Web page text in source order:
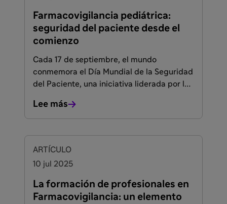
Farmacovigilancia pediátrica:
seguridad del paciente desde el
comienzo
Cada 17 de septiembre, el mundo
conmemora el Día Mundial de la Seguridad
del Paciente, una iniciativa liderada por la
para promover prácticas seguras en la
atención sanitaria.
Lee más
ARTÍCULO
10 jul 2025
La formación de profesionales en
Farmacovigilancia: un elemento